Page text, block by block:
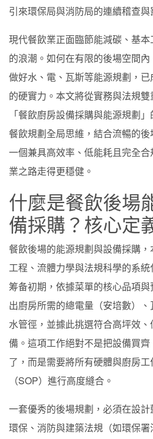
引來環保局與消防局的連續稽查與
現代餐飲業正面臨節能減碳、基
的浪潮。如何在有限的後場空間
做好水、電、瓦斯等能源規劃，
的硬實力。本文將從實務與法規
「餐飲廚房設備採購與能源規劃
餐飲規劃全局思維，結合流暢的
一個兼具高效率、低能耗且完全
業之路走得更穩健。
什麼是餐飲後場
備採購？核心定
餐飲後場的能源規劃與設備採購
工程、流體力學與法規科學的系
筹备初期，依據菜單的核心品項
出廚房所需的總電量（安培數）
水管徑，並據此挑選符合高坪效
備。這項工作絕對不是把設備買
了，而是需要將所有硬體與廚房
（SOP）進行高度縫合。
一套優秀的後場規劃，必須在設
環保、消防與建築法規（如環保